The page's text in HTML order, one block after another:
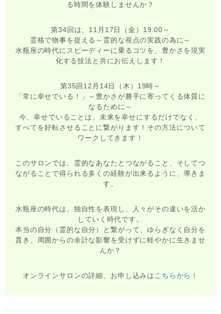
る時間を体験しませんか？
第34回は、11月17日（金）19:00～
霊格で物事を捉える～霊的な視点の実践の為に～
水瓶座の時代にスピーディーに乗るコツを、豊かさを現実
化する技法と共にお伝えします！
第35回12月14日（木）19時～
「常に幸せでいる！」～豊かさが勝手に寄ってくる体質に
なるために～
今、幸せでいることは、未来を幸せにするだけでなく、
すべてを好転させることに繋がります！その方法について
ワークしてきます！
このサロンでは、霊的なあなたとつながること、そしてつ
ながることで得られる多くの経験が出来るように、導きま
す。
水瓶座の時代は、独自性を表現し、人々がその違いを活か
していく時代です。
本当の自分（霊的な自分）と繋がって、ゆらぎなく自分を
貫き、周囲からの余計な影響を受けずに軽やかに生きませ
んか？
オンラインサロンの詳細、お申し込みは こちらから！